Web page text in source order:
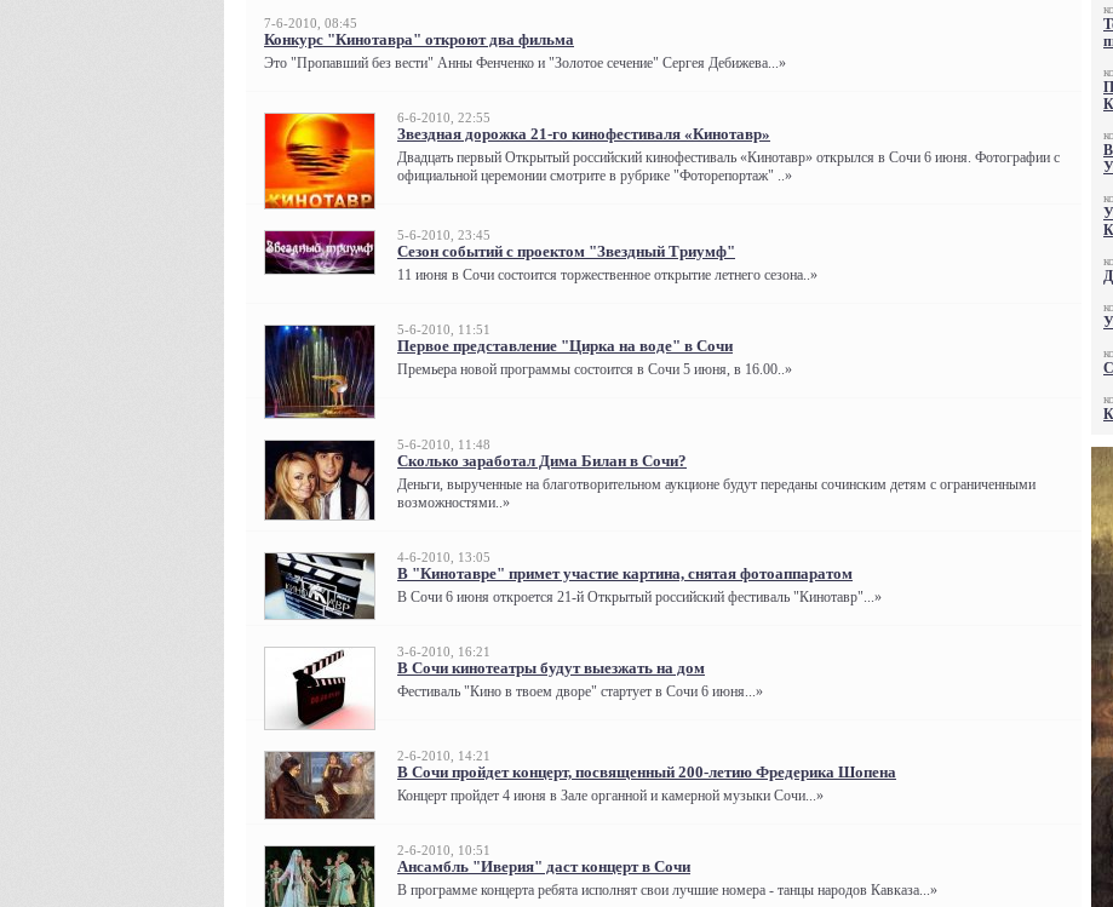
7-6-2010, 08:45
Конкурс "Кинотавра" откроют два фильма
Это "Пропавший без вести" Анны Фенченко и "Золотое сечение" Сергея Дебижева...»
6-6-2010, 22:55
Звездная дорожка 21-го кинофестиваля «Кинотавр»
Двадцать первый Открытый российский кинофестиваль «Кинотавр» открылся в Сочи 6 июня. Фотографии с
официальной церемонии смотрите в рубрике "Фоторепортаж" ..»
5-6-2010, 23:45
Сезон событий с проектом "Звездный Триумф"
11 июня в Сочи состоится торжественное открытие летнего сезона..»
5-6-2010, 11:51
Первое представление "Цирка на воде" в Сочи
Премьера новой программы состоится в Сочи 5 июня, в 16.00..»
5-6-2010, 11:48
Сколько заработал Дима Билан в Сочи?
Деньги, вырученные на благотворительном аукционе будут переданы сочинским детям с ограниченными
возможностями..»
4-6-2010, 13:05
В "Кинотавре" примет участие картина, снятая фотоаппаратом
В Сочи 6 июня откроется 21-й Открытый российский фестиваль "Кинотавр"...»
3-6-2010, 16:21
В Сочи кинотеатры будут выезжать на дом
Фестиваль "Кино в твоем дворе" стартует в Сочи 6 июня...»
2-6-2010, 14:21
В Сочи пройдет концерт, посвященный 200-летию Фредерика Шопена
Концерт пройдет 4 июня в Зале органной и камерной музыки Сочи...»
2-6-2010, 10:51
Ансамбль "Иверия" даст концерт в Сочи
В программе концерта ребята исполнят свои лучшие номера - танцы народов Кавказа...»